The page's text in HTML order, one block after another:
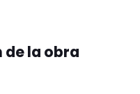
la obra